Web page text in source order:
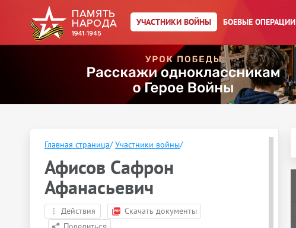
УЧАСТНИКИ ВОЙНЫ БОЕВЫЕ ОПЕРАЦИИ
Главная страница/ Участники войны/
Афисов Сафрон
Афанасьевич
Действия Скачать документы